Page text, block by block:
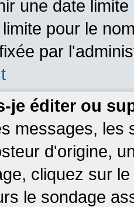
une date
pour le
par
je éditer ou
messages, les
d'origine,
cliquez sur
le sondage